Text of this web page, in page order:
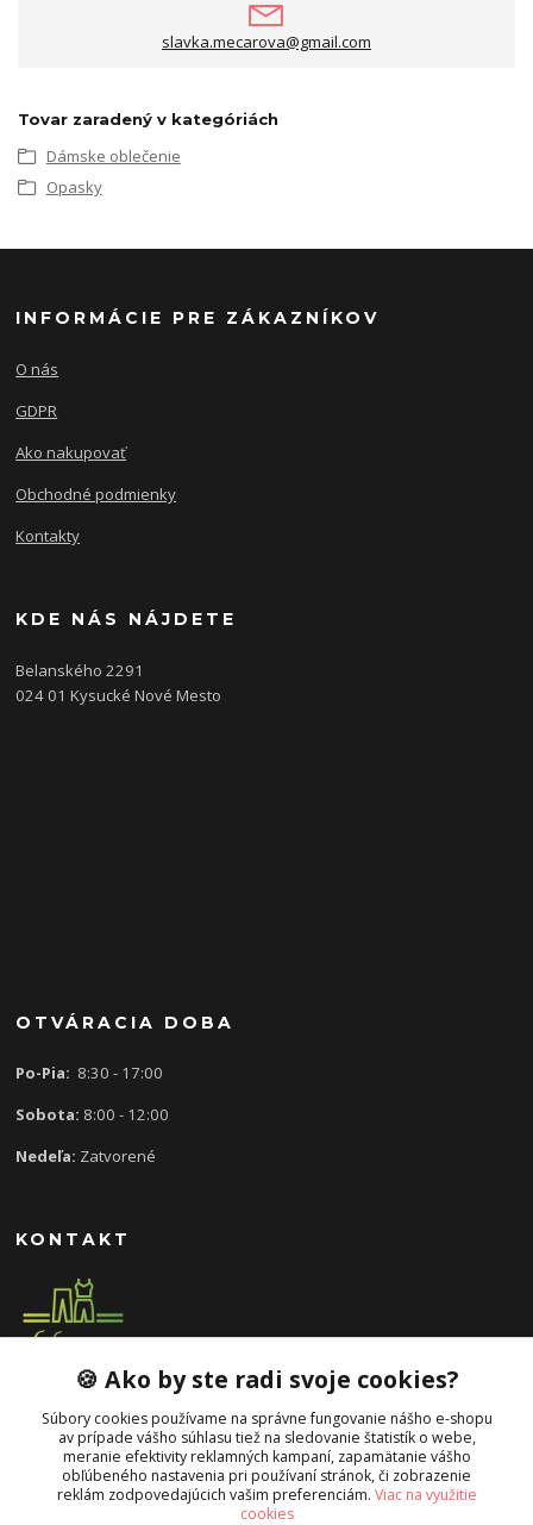
slavka.mecarova@gmail.com
Tovar zaradený v kategóriách
Dámske oblečenie
Opasky
INFORMÁCIE PRE ZÁKAZNÍKOV
O nás
GDPR
Ako nakupovať
Obchodné podmienky
Kontakty
KDE NÁS NÁJDETE
Belanského 2291
024 01 Kysucké Nové Mesto
OTVÁRACIA DOBA
Po-Pia: 8:30 - 17:00
Sobota: 8:00 - 12:00
Nedeľa: Zatvorené
KONTAKT
0907 613 939
slavka.mecarova@gmail.com
🍪 Ako by ste radi svoje cookies?
Súbory cookies používame na správne fungovanie nášho e-shopu
av prípade vášho súhlasu tiež na sledovanie štatistík o webe,
meranie efektivity reklamných kampaní, zapamätanie vášho
obľúbeného nastavenia pri používaní stránok, či zobrazenie
reklám zodpovedajúcich vašim preferenciám. Viac na využitie
cookies